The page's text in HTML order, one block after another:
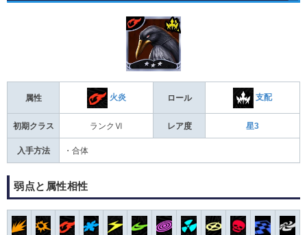
属性 火炎 ロール 支配
初期クラス ランクⅥ レア度 星3
入手方法 ・合体
弱点と属性相性